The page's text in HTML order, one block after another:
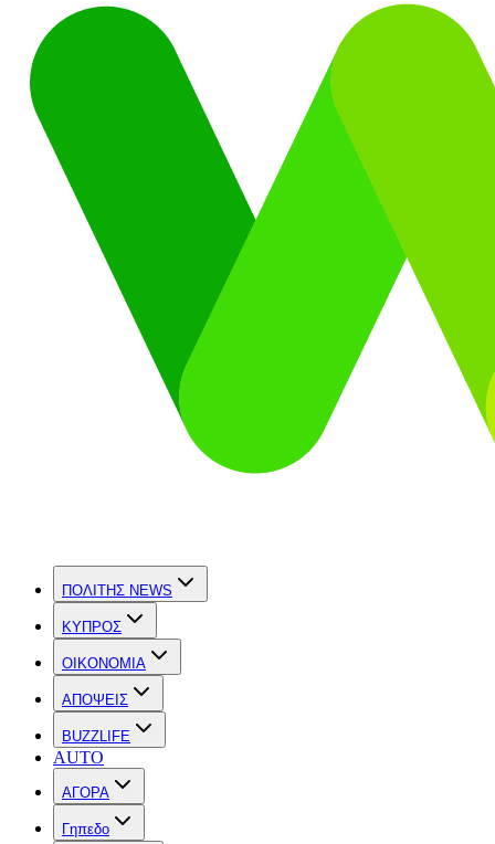
ΠΟΛΙΤΗΣ NEWS
ΚΥΠΡΟΣ
OIKONOMIA
ΑΠΟΨΕΙΣ
BUZZLIFE
AUTO
ΑΓΟΡΑ
Γηπεδο